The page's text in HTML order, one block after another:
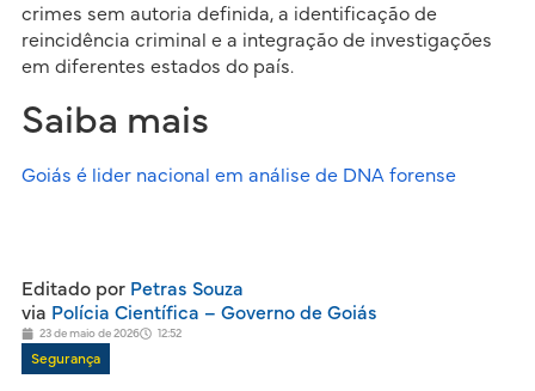
crimes sem autoria definida, a identificação de
reincidência criminal e a integração de investigações
em diferentes estados do país.
Saiba mais
Goiás é lider nacional em análise de DNA forense
Editado porPetras Souza
via Polícia Científica – Governo de Goiás
23 de maio de 2026 12:52
Segurança